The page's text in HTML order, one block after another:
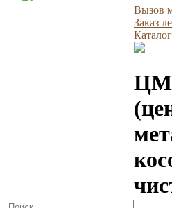
Вызов
Заказ
Каталог